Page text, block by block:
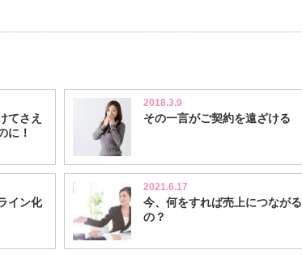
てさえ
に！
2018.3.9
その一言がご契約を遠ざける
イン化
2021.6.17
今、何をすれば売上につながる
の？